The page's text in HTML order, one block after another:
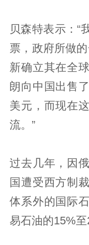
贝森特表示：“
票，政府所做的
新确立其在全
朗向中国出售
美元，而现在
流。”
过去几年，因
国遭受西方制
体系外的国际
易石油的15%至